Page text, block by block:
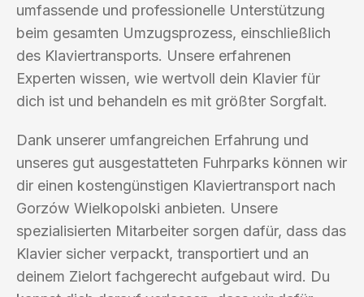
umfassende und professionelle Unterstützung
beim gesamten Umzugsprozess, einschließlich
des Klaviertransports. Unsere erfahrenen
Experten wissen, wie wertvoll dein Klavier für
dich ist und behandeln es mit größter Sorgfalt.
Dank unserer umfangreichen Erfahrung und
unseres gut ausgestatteten Fuhrparks können wir
dir einen kostengünstigen Klaviertransport nach
Gorzów Wielkopolski anbieten. Unsere
spezialisierten Mitarbeiter sorgen dafür, dass das
Klavier sicher verpackt, transportiert und an
deinem Zielort fachgerecht aufgebaut wird. Du